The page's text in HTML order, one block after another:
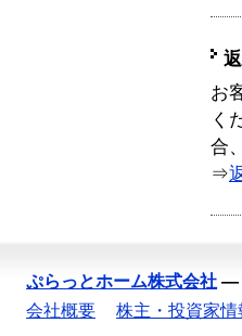
お
く
合
⇒
ぷらっとホーム株式会社 —
会社概要
株主・投資家情